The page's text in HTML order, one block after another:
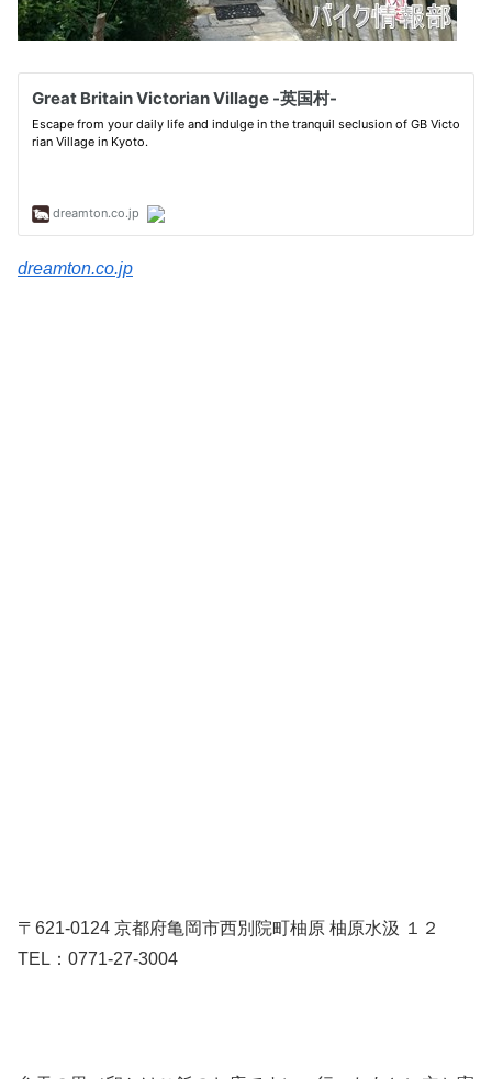
dreamton.co.jp
〒621-0124 京都府亀岡市西別院町柚原 柚原水汲 １２
TEL：0771-27-3004